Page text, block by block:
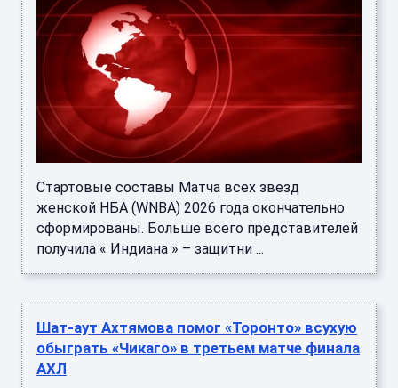
Стартовые составы Матча всех звезд
женской НБА (WNBA) 2026 года окончательно
сформированы. Больше всего представителей
получила « Индиана » – защитни ...
Шат-аут Ахтямова помог «Торонто» всухую
обыграть «Чикаго» в третьем матче финала
АХЛ